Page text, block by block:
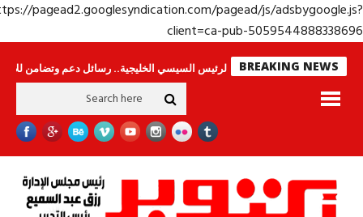
https://pagead2.googlesyndication.com/pagead/js/
client=ca-pub-
BREAKING NEWSينامون جولة الرئيس السيسي الخليجية.. رسائل دعم وتضامن للأشقاء